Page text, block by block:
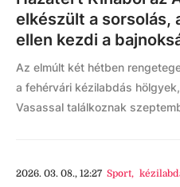
elkészült a sorsolás,
ellen kezdi a
Az elmúlt két hétben
a fehérvári kézilabdás
Vasassal találkoznak
2026. 03. 08., 12:27 Sport,